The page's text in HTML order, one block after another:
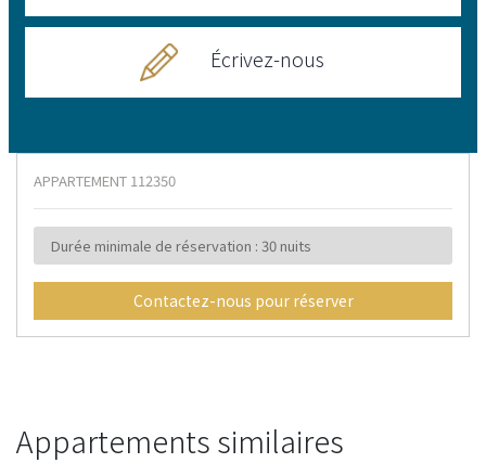
Écrivez-nous
APPARTEMENT 112350
Durée minimale de réservation : 30 nuits
Contactez-nous pour réserver
Appartements similaires